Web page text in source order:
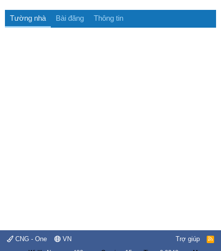
Tường nhà Bài đăng Thông tin
CNG - One VN Trợ giúp
R